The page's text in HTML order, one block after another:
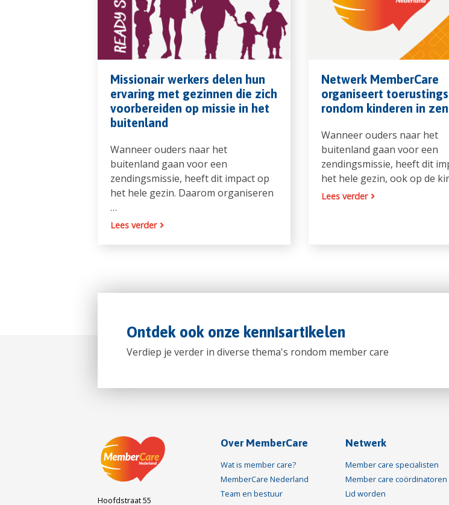
Missionair werkers delen hun
ervaring met gezinnen die zich
voorbereiden op missie in het
buitenland
Wanneer ouders naar het
buitenland gaan voor een
zendingsmissie, heeft dit impact op
het hele gezin. Daarom organiseren
…
Lees verder
Netwerk MemberCare
organiseert
rondom kinderen in
Wanneer ouders naar het
buitenland gaan voor een
zendingsmissie, heeft dit
het hele gezin, ook op de
Lees verder
Ontdek ook onze kennisartikelen
Verdiep je verder in diverse thema's rondom member care
Hoofdstraat 55
Over MemberCare
Wat is member care?
MemberCare Nederland
Team en bestuur
Netwerk
Member care specialisten
Member care coördinatoren
Lid worden